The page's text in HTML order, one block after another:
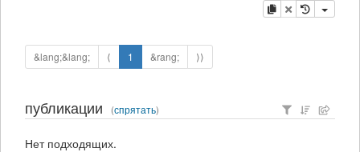
копировать
удалить
&lang;&lang; ⟨ 1 &rang; ⟩⟩
публикации (спрятать)
Нет подходящих.